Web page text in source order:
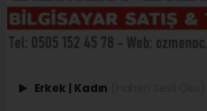
Erkek Kadın